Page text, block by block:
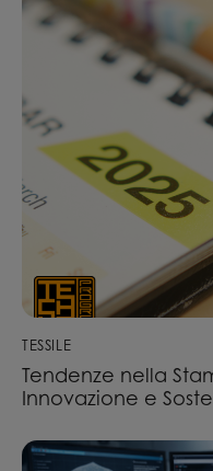
TESSILE
Tendenze nella
Innovazione e